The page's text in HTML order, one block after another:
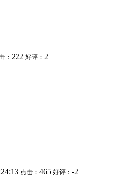
： 222 好评： 2
点击： 465 好评： -2